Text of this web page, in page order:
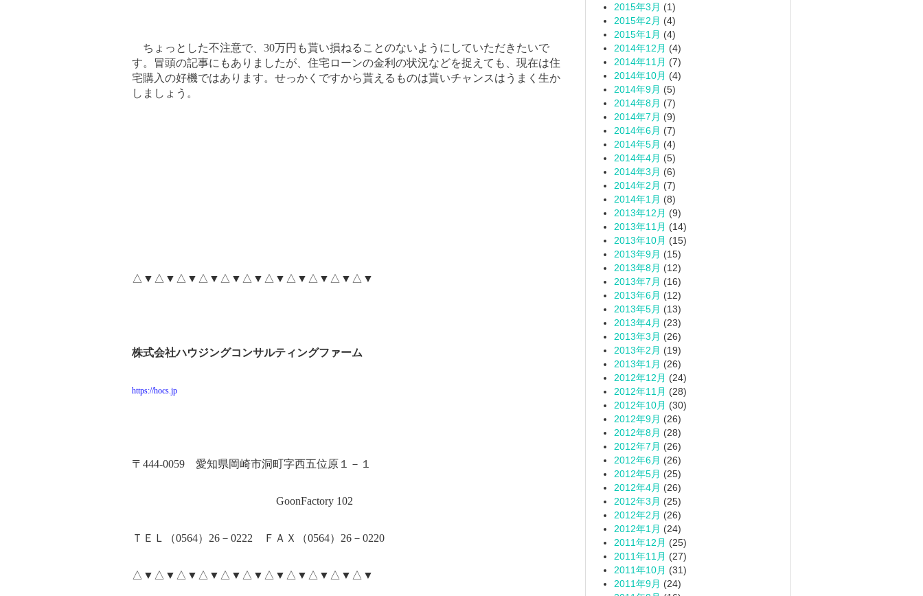
ちょっとした不注意で、 30万円も貰い損ねることのないようにしていただきたいで
す。冒頭の記事にもありましたが、住宅ローンの金利の状況などを捉えても、現在は住
宅購入の好機ではあります。せっかくですから貰えるものは貰いチャンスはうまく生か
しましょう。
△▼△▼△▼△▼△▼△▼△▼△▼△▼△▼△▼
株式会社ハウジングコンサルティングファーム
https://hocs.jp
〒 444-0059 愛知県岡崎市洞町字西五位原１－１
GoonFactory 102
ＴＥＬ（0564） 26 － 0222 ＦＡＸ（0564） 26 － 0220
△▼△▼△▼△▼△▼△▼△▼△▼△▼△▼△▼
2015年3月 (1)
2015年2月 (4)
2015年1月 (4)
2014年12月 (4)
2014年11月 (7)
2014年10月 (4)
2014年9月 (5)
2014年8月 (7)
2014年7月 (9)
2014年6月 (7)
2014年5月 (4)
2014年4月 (5)
2014年3月 (6)
2014年2月 (7)
2014年1月 (8)
2013年12月 (9)
2013年11月 (14)
2013年10月 (15)
2013年9月 (15)
2013年8月 (12)
2013年7月 (16)
2013年6月 (12)
2013年5月 (13)
2013年4月 (23)
2013年3月 (26)
2013年2月 (19)
2013年1月 (26)
2012年12月 (24)
2012年11月 (28)
2012年10月 (30)
2012年9月 (26)
2012年8月 (28)
2012年7月 (26)
2012年6月 (26)
2012年5月 (25)
2012年4月 (26)
2012年3月 (25)
2012年2月 (26)
2012年1月 (24)
2011年12月 (25)
2011年11月 (27)
2011年10月 (31)
2011年9月 (24)